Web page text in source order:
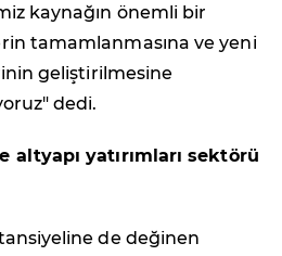
kaynağın önemli bir
tamamlanmasına ve yeni
geliştirilmesine
dedi.
altyapı yatırımları sektörü
de değinen